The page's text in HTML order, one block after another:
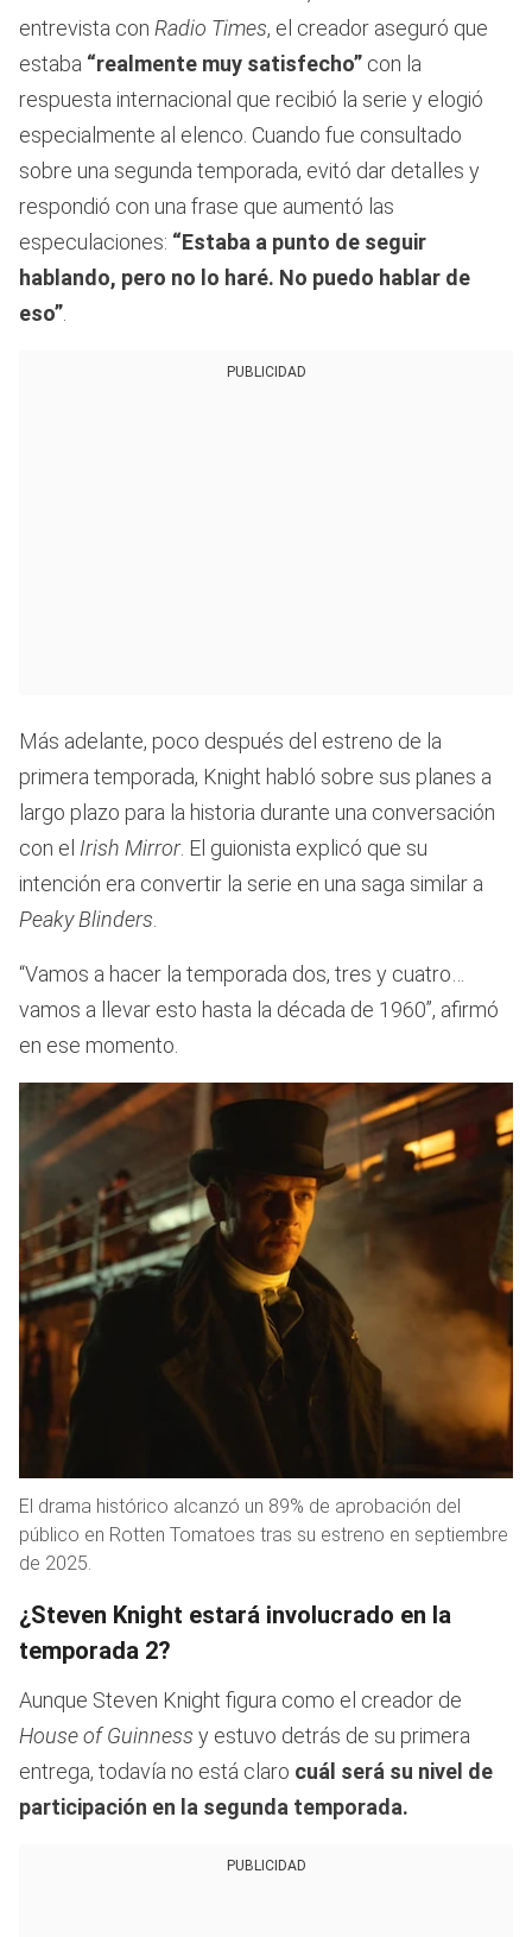
entrevista con Radio Times, el creador aseguró que
estaba “realmente muy satisfecho” con la
respuesta internacional que recibió la serie y elogió
especialmente al elenco. Cuando fue consultado
sobre una segunda temporada, evitó dar detalles y
respondió con una frase que aumentó las
especulaciones: “Estaba a punto de seguir
hablando, pero no lo haré. No puedo hablar de
eso”
PUBLICIDAD
Más adelante, poco después del estreno de la
primera temporada, Knight habló sobre sus planes a
largo plazo para la historia durante una conversación
con el Irish Mirror. El guionista explicó que su
intención era convertir la serie en una saga similar a
Peaky Blinders
“Vamos a hacer la temporada dos, tres y cuatro…
vamos a llevar esto hasta la década de 1960”, afirmó
en ese momento.
El drama histórico alcanzó un 89% de aprobación del
público en Rotten Tomatoes tras su estreno en septiembre
de 2025.
¿Steven Knight estará involucrado en la
temporada 2?
Aunque Steven Knight figura como el creador de
House of Guinness y estuvo detrás de su primera
entrega, todavía no está claro cuál será su nivel de
participación en la segunda temporada.
PUBLICIDAD